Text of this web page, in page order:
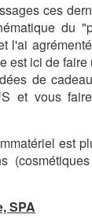
ces
du
l'ai
est ici de
de
et vous
est
SPA